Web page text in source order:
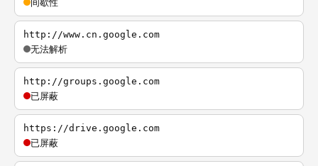
http://www.cn.google.com
无法解析
http://groups.google.com
已屏蔽
https://drive.google.com
已屏蔽